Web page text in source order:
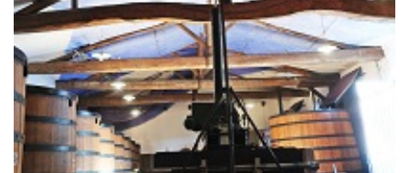
う。 人間関係を大切にしながら本然的な関係で成り立っていた自
然派の中に、いわゆる普通のビジネスの分野の人達が参入してき
たと云える。 造り手も、販売する人も、飲む人も、人間的である
こと、人間としての生き方の哲学が大切な時代がやって来たと云
える。 利益至上主義のビジネスの仕組みに流れていくと、この自
然派の流れの“純”な大切な部分が無くなっていくだろう。 どのワ
インを、誰から買って、誰に売って、どんな風に提供していく
か、どんな風に飲まれていくか、大切な時代が到来している。 自
成感など枯れたニュアンスは一切なく、ガメイのごとく果実味溢
れ、みずみずしい。タンニンはとても滑らかで、カベルネ・フラ
ンの持つ気品のある青みが、さらに清涼感を与えてくれた。 サン
セール、お宝ワインがたっぷり。 ツアーの想いで話に花が咲き、
気がつけば、、、、また時間が経つのを忘れてしまいまし
た。。。 Le Sancerre 調布市仙川町1-19-36